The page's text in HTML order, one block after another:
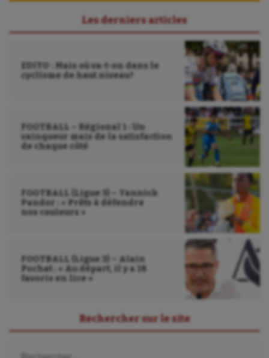
Les derniers articles
EDITO : Mais où va-t-on dans le
cyclisme de haut niveau?
FOOTBALL – Régional 1 : Un
vainqueur mais de la satisfaction
de chaque côté
FOOTBALL (Ligue 3) – Yannick
Pandor : « Prêts à défendre
nos couleurs »
FOOTBALL (Ligue 3) – Alain
Pochat : « Au départ, il y a 18
favoris en lice »
Rechercher sur le site